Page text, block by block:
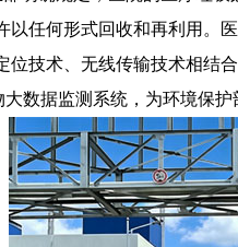
以任何形式回收和再利用。
位技术、无线传输技术相结
数据监测系统，为环境保